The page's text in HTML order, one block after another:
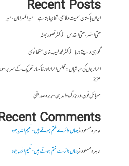
Recent Posts
ایران پاکستان سمیت دفاعی اتحاد چاہتا ہے – میر افسر امان،میر
حتی النصر ، حتی القدس – ڈاکٹر تصور بھٹہ
گواہی دیتے دریا – ڈاکٹر محمد طیب خان سنگھانوی
احراریوں کی عیاشیاں : مجلس احرار اور خاکسار تحریک کے
عزیز
موبائل فون اور بزرگ والدین- بریرہ صدیقی
Comments
طاہرہ مسعودازجہاں دائرے ختم ہوتے ہیں- نعیم اللہ باجوہ
طاہرہ مسعودازجہاں دائرے ختم ہوتے ہیں- نعیم اللہ باجوہ